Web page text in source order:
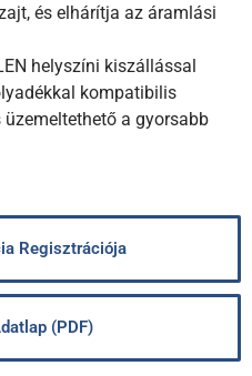
és elhárítja az áramlási
helyszíni kiszállással
kompatibilis
a gyorsabb
Regisztrációja
(PDF)